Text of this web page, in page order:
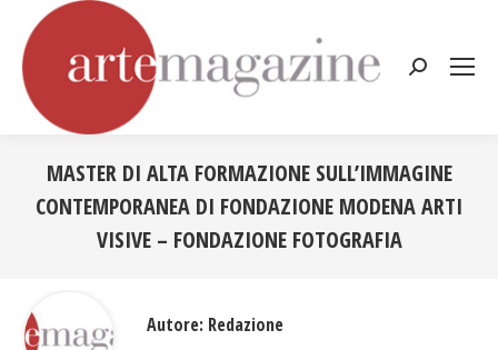
Cerca:
MASTER DI ALTA FORMAZIONE SULL’IMMAGINE
CONTEMPORANEA DI FONDAZIONE MODENA ARTI
VISIVE – FONDAZIONE FOTOGRAFIA
Autore: Redazione